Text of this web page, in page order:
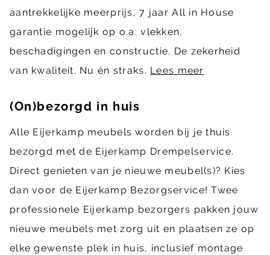
aantrekkelijke meerprijs, 7 jaar All in House
garantie mogelijk op o.a. vlekken,
beschadigingen en constructie. De zekerheid
van kwaliteit. Nu én straks. Lees meer
(On)bezorgd in huis
Alle Eijerkamp meubels worden bij je thuis
bezorgd met de Eijerkamp Drempelservice.
Direct genieten van je nieuwe meubel(s)? Kies
dan voor de Eijerkamp Bezorgservice! Twee
professionele Eijerkamp bezorgers pakken jouw
nieuwe meubels met zorg uit en plaatsen ze op
elke gewenste plek in huis, inclusief montage